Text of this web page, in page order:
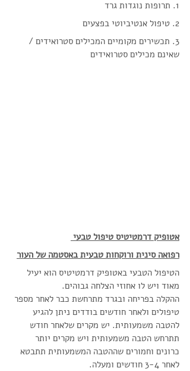
1. תרופות נוגדות גרד
2. טיפול אנטיביוטי בפצעים
3. תכשירים מקומיים המכילים סטרואידים /
שאינם מכילים סטרואידים
אטופיק דרמטיטיס טיפול טבעי
רפואה סינית ורוקחות טבעית באסטמה של העור
הטיפול הטבעי באטופיק דרמטיטיס הוא יעיל
מאוד ויש לו אחוזי הצלחה גבוהים.
ההקלה בפריחה ובגרד מתרחשת כבר לאחר מספר
טיפולים ולאחר חודשים בודדים ניתן להגיע
להטבה משמעותית. יש מקרים שלאחר חודש
תתרחש הטבה משמעותית ויש מקרים יותר
כרונים וחמורים שההטבה המשמעותית תתבטא
לאחר 3-4 חודשים ומעלה.